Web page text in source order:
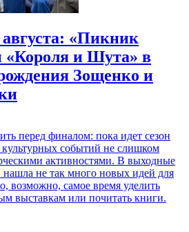
«Пикник
и Шута» в
Зощенко и
перед финалом: пока идет сезон
культурных событий не слишком
активностями. В выходные
нашла не так много новых идей для
возможно, самое время уделить
выставкам или почитать книги.